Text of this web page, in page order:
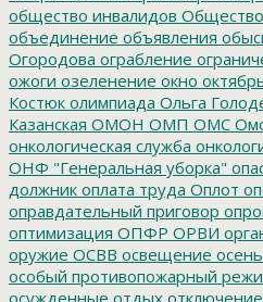
общество инвалидов Общество
объединение объявления
Огородова ограбление
ожоги озеленение окно
Костюк олимпиада Ольга
Казанская ОМОН ОМП ОМС
онкологическая служба
ОНФ "Генеральная уборка"
должник оплата труда Оплот
оправдательный приговор
оптимизация ОПФР ОРВИ
оружие ОСВВ освещение осень
особый противопожарный
осужденные отдых отключение